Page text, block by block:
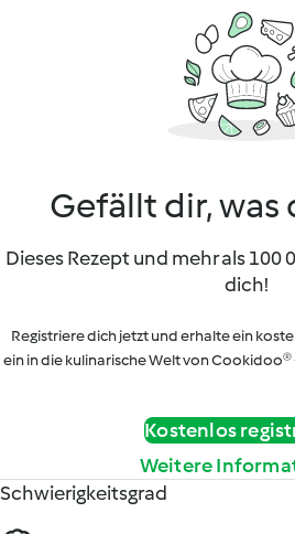
Gefällt dir, was
Dieses Rezept und mehr als
dich!
Registriere dich jetzt und erhalte ein
ein in die kulinarische Welt von
Kostenlos
Weitere
Schwierigkeitsgrad